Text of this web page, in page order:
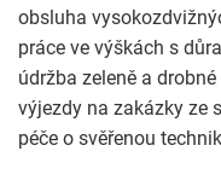
obsluha
práce ve výškách s
údržba zeleně a
výjezdy na zakázky ze
péče o svěřenou